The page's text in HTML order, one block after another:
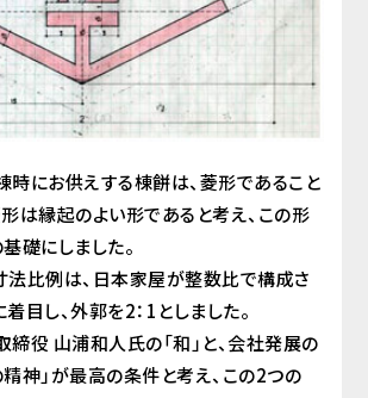
時にお供えする棟餅は、菱形であること
は縁起のよい形であると考え、この形
礎にしました。
法比例は、日本家屋が整数比で構成さ
目し、外郭を2：1としました。
役 山浦和人氏の「和」と、会社発展の
神」が最高の条件と考え、この2つの